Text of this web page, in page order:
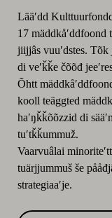
Lääʹdd
17
jiijjâs vuuʹdstes. Tõk
di veʹǩǩe čõõđ
Õhtt
kooll teäggted
haʹŋǩǩõõzzid di
tuʹtǩǩummuž.
Vaarvuâlai
tuärjjummuš še
strategiaaʹje.